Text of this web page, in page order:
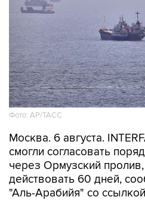
Фото: AP/ТАСС
Москва. 6 августа.
смогли согласовать
через Ормузский
действовать 60 дней,
"Аль-Арабийя" со